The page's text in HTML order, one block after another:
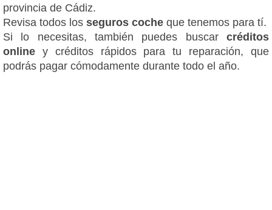
provincia de Cádiz.
Revisa todos los seguros coche que tenemos para tí.
Si lo necesitas, también puedes buscar créditos
online y créditos rápidos para tu reparación, que
podrás pagar cómodamente durante todo el año.